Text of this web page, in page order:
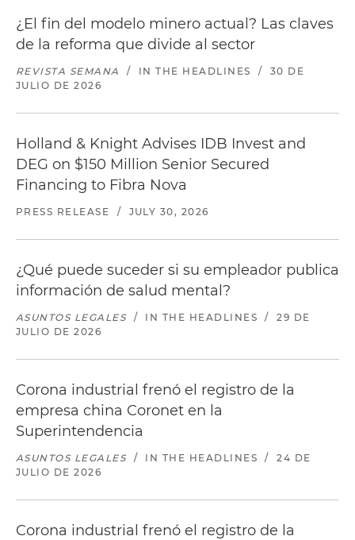
¿El fin del modelo minero actual? Las claves
de la reforma que divide al sector
REVISTA SEMANA / IN THE HEADLINES /
30 DE
JULIO DE 2026
Holland & Knight Advises IDB Invest and
DEG on $150 Million Senior Secured
Financing to Fibra Nova
PRESS RELEASE / JULY 30, 2026
¿Qué puede suceder si su empleador publica
información de salud mental?
ASUNTOS LEGALES / IN THE HEADLINES /
29 DE
JULIO DE 2026
Corona industrial frenó el registro de la
empresa china Coronet en la
Superintendencia
ASUNTOS LEGALES / IN THE HEADLINES /
24 DE
JULIO DE 2026
Corona industrial frenó el registro de la